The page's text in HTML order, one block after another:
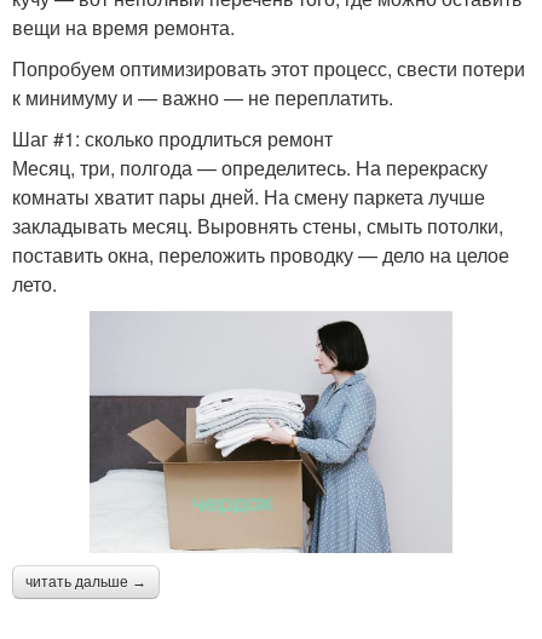
вещи на время ремонта.
Попробуем оптимизировать этот процесс, свести потери
к минимуму и — важно — не переплатить.
Шаг #1: сколько продлиться ремонт
Месяц, три, полгода — определитесь. На перекраску
комнаты хватит пары дней. На смену паркета лучше
закладывать месяц. Выровнять стены, смыть потолки,
поставить окна, переложить проводку — дело на целое
лето.
читать дальше →